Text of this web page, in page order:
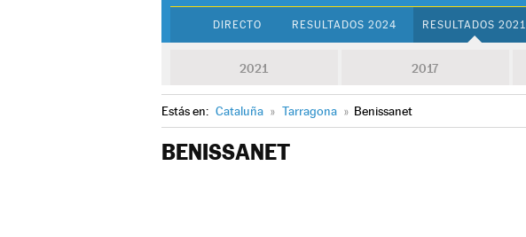
DIRECTO RESULTADOS 2024 RESULTADOS 2021
2021 2017
Estás en: Cataluña » Tarragona » Benissanet
BENISSANET